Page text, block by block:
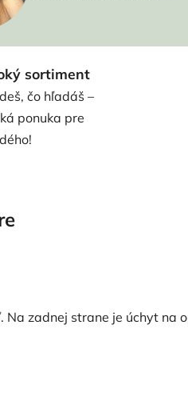
sortiment
čo hľadáš –
ponuka pre
zadnej strane je úchyt na